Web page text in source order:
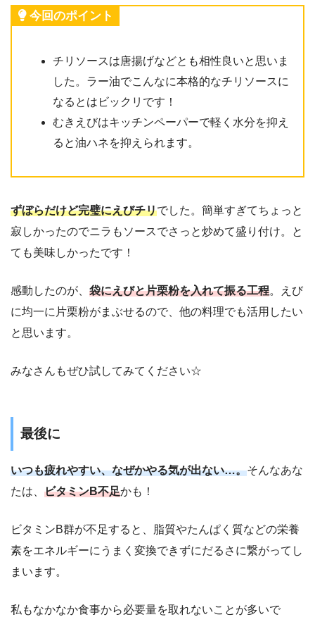
今回のポイント
チリソースは唐揚げなどとも相性良いと思いま
した。ラー油でこんなに本格的なチリソースに
なるとはビックリです！
むきえびはキッチンペーパーで軽く水分を抑え
ると油ハネを抑えられます。
ずぼらだけど完璧にえびチリでした。簡単すぎてちょっと
寂しかったのでニラもソースでさっと炒めて盛り付け。と
ても美味しかったです！
感動したのが、 袋にえびと片栗粉を入れて振る工程。えび
に均一に片栗粉がまぶせるので、他の料理でも活用したい
と思います。
みなさんもぜひ試してみてください☆
最後に
いつも疲れやすい、なぜかやる気が出ない…。そんなあな
たは、 ビタミンB不足かも！
ビタミンB群が不足すると、脂質やたんぱく質などの栄養
素をエネルギーにうまく変換できずにだるさに繋がってし
まいます。
私もなかなか食事から必要量を取れないことが多いで